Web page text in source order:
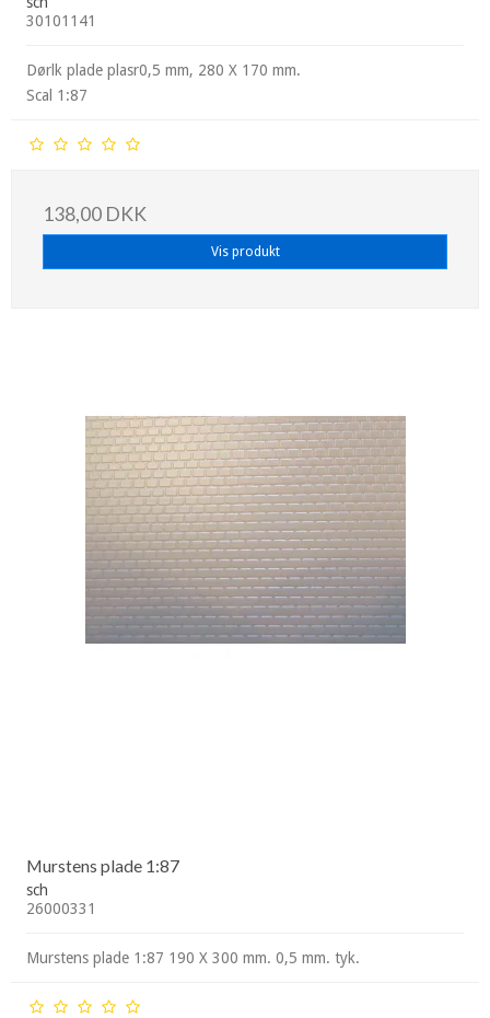
30101141
Dørlk plade plasr0,5 mm, 280 X 170 mm.
Scal 1:87
138,00 DKK
Vis produkt
Murstens plade 1:87
sch
26000331
Murstens plade 1:87 190 X 300 mm. 0,5 mm. tyk.